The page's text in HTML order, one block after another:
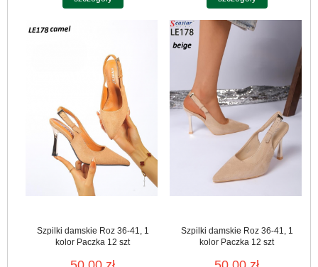
Szpilki damskie Roz 36-41, 1
kolor Paczka 12 szt
Szpilki damskie Roz 36-41, 1
kolor Paczka 12 szt